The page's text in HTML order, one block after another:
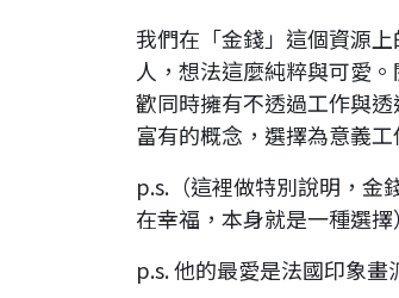
我們在「金錢」這個資源
人，想法這麼純粹與可愛
歡同時擁有不透過工作與
富有的概念，選擇為意義
p.s.（這裡做特別說明，金
在幸福，本身就是一種選擇
p.s. 他的最愛是法國印象